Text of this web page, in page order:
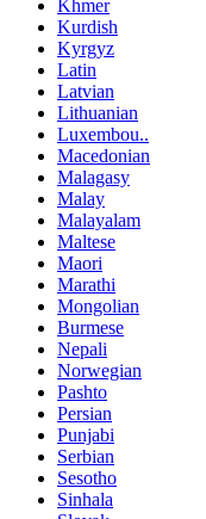
Khmer
Kurdish
Kyrgyz
Latin
Latvian
Lithuanian
Luxembou..
Macedonian
Malagasy
Malay
Malayalam
Maltese
Maori
Marathi
Mongolian
Burmese
Nepali
Norwegian
Pashto
Persian
Punjabi
Serbian
Sesotho
Sinhala